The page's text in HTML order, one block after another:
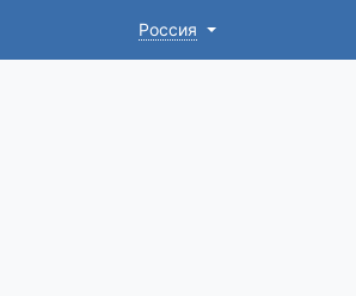
Россия